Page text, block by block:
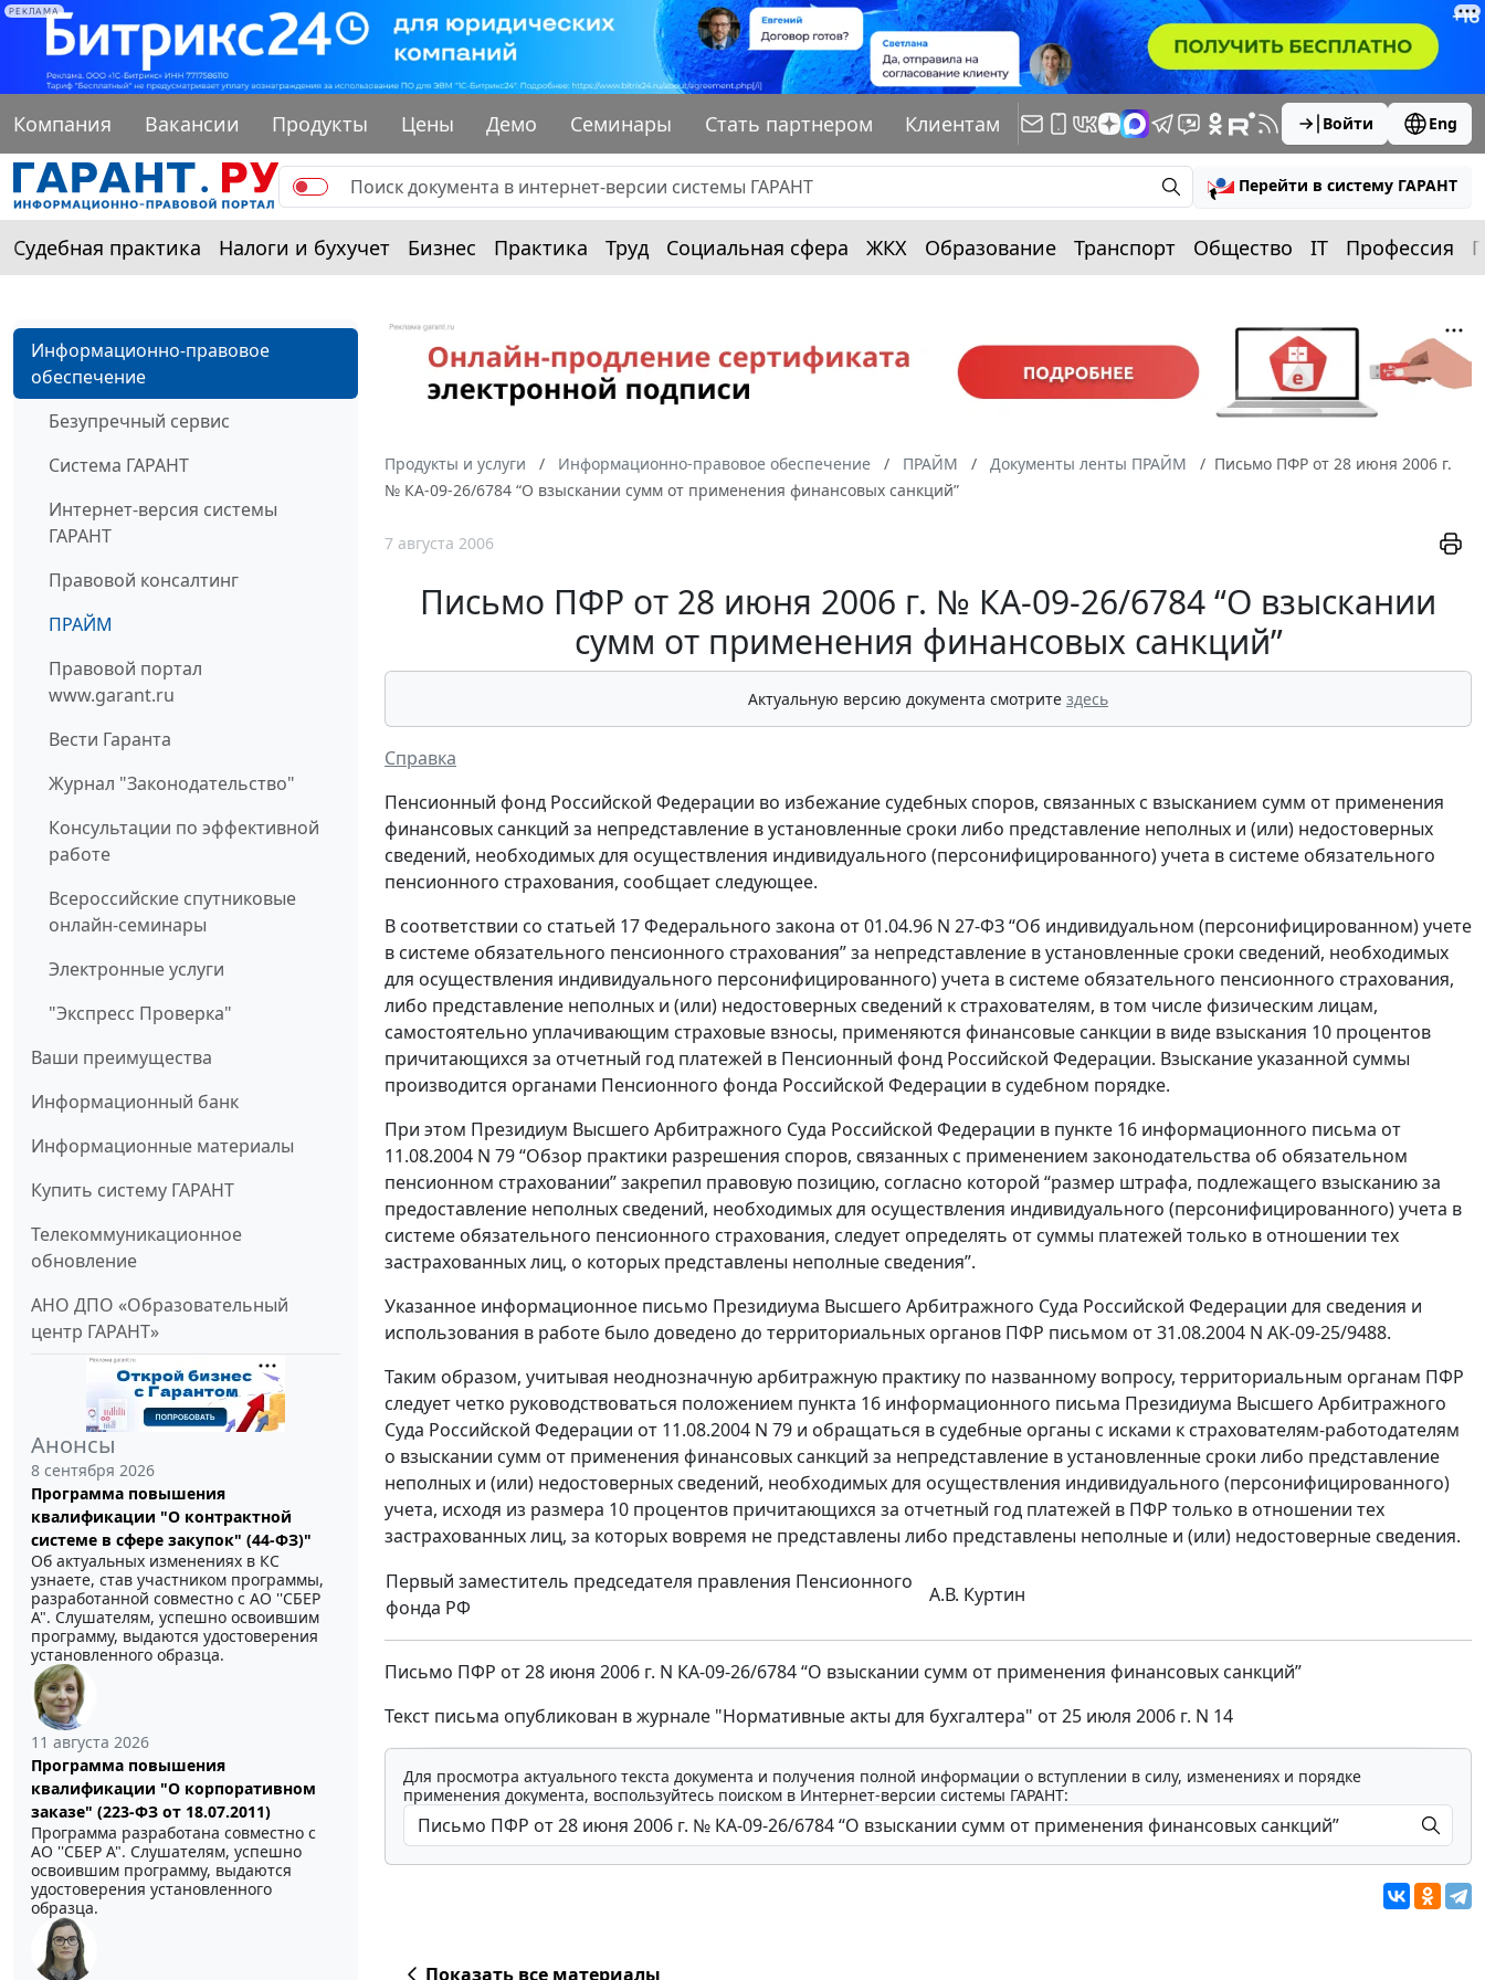
РЕКЛАМА
Компания Вакансии Продукты Цены Демо Семинары Стать партнером Клиентам Войти Eng
Перейти в систему ГАРАНТ
Судебная практика Налоги и бухучет Бизнес Практика Труд Социальная сфера ЖКХ Образование Транспорт Общество IT Профессия
Информационно-правовое
обеспечение
Безупречный сервис
Система ГАРАНТ
Интернет-версия системы
ГАРАНТ
Правовой консалтинг
ПРАЙМ
Правовой портал
www.garant.ru
Вести Гаранта
Журнал "Законодательство"
Консультации по эффективной
работе
Всероссийские спутниковые
онлайн-семинары
Электронные услуги
"Экспресс Проверка"
Ваши преимущества
Информационный банк
Информационные материалы
Купить систему ГАРАНТ
Телекоммуникационное
обновление
АНО ДПО «Образовательный
центр ГАРАНТ»
Анонсы
8 сентября 2026
Программа повышения
квалификации "О контрактной
системе в сфере закупок" (44-ФЗ)"
Об актуальных изменениях в КС
узнаете, став участником программы,
разработанной совместно с АО ''СБЕР
А". Слушателям, успешно освоившим
программу, выдаются удостоверения
установленного образца.
11 августа 2026
Программа повышения
квалификации "О корпоративном
заказе" (223-ФЗ от 18.07.2011)
Программа разработана совместно с
АО ''СБЕР А". Слушателям, успешно
освоившим программу, выдаются
удостоверения установленного
образца.
Продукты и услуги Информационно-правовое обеспечение ПРАЙМ Документы ленты ПРАЙМ
Письмо ПФР от 28 июня 2006 г.
№ КА-09-26/6784 “О взыскании сумм от применения финансовых санкций”
7 августа 2006
Письмо ПФР от 28 июня 2006 г. № КА-09-26/6784 “О взыскании
сумм от применения финансовых санкций”
Актуальную версию документа смотрите здесь
Справка
Пенсионный фонд Российской Федерации во избежание судебных споров, связанных с взысканием сумм от применения
финансовых санкций за непредставление в установленные сроки либо представление неполных и (или) недостоверных
сведений, необходимых для осуществления индивидуального (персонифицированного) учета в системе обязательного
пенсионного страхования, сообщает следующее.
В соответствии со статьей 17 Федерального закона от 01.04.96 N 27-ФЗ “Об индивидуальном (персонифицированном) учете
в системе обязательного пенсионного страхования” за непредставление в установленные сроки сведений, необходимых
для осуществления индивидуального персонифицированного) учета в системе обязательного пенсионного страхования,
либо представление неполных и (или) недостоверных сведений к страхователям, в том числе физическим лицам,
самостоятельно уплачивающим страховые взносы, применяются финансовые санкции в виде взыскания 10 процентов
причитающихся за отчетный год платежей в Пенсионный фонд Российской Федерации. Взыскание указанной суммы
производится органами Пенсионного фонда Российской Федерации в судебном порядке.
При этом Президиум Высшего Арбитражного Суда Российской Федерации в пункте 16 информационного письма от
11.08.2004 N 79 “Обзор практики разрешения споров, связанных с применением законодательства об обязательном
пенсионном страховании” закрепил правовую позицию, согласно которой “размер штрафа, подлежащего взысканию за
предоставление неполных сведений, необходимых для осуществления индивидуального (персонифицированного) учета в
системе обязательного пенсионного страхования, следует определять от суммы платежей только в отношении тех
застрахованных лиц, о которых представлены неполные сведения”.
Указанное информационное письмо Президиума Высшего Арбитражного Суда Российской Федерации для сведения и
использования в работе было доведено до территориальных органов ПФР письмом от 31.08.2004 N АК-09-25/9488.
Таким образом, учитывая неоднозначную арбитражную практику по названному вопросу, территориальным органам ПФР
следует четко руководствоваться положением пункта 16 информационного письма Президиума Высшего Арбитражного
Суда Российской Федерации от 11.08.2004 N 79 и обращаться в судебные органы с исками к страхователям-работодателям
о взыскании сумм от применения финансовых санкций за непредставление в установленные сроки либо представление
неполных и (или) недостоверных сведений, необходимых для осуществления индивидуального (персонифицированного)
учета, исходя из размера 10 процентов причитающихся за отчетный год платежей в ПФР только в отношении тех
застрахованных лиц, за которых вовремя не представлены либо представлены неполные и (или) недостоверные сведения.
Первый заместитель председателя правления Пенсионного
фонда РФ
А.В. Куртин
Письмо ПФР от 28 июня 2006 г. N КА-09-26/6784 “О взыскании сумм от применения финансовых санкций”
Текст письма опубликован в журнале "Нормативные акты для бухгалтера" от 25 июля 2006 г. N 14
Для просмотра актуального текста документа и получения полной информации о вступлении в силу, изменениях и порядке
применения документа, воспользуйтесь поиском в Интернет-версии системы ГАРАНТ:
Показать все материалы